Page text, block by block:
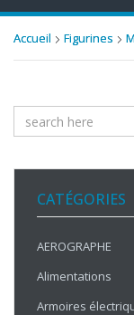
Accueil Figurines
CATÉGORIES
AEROGRAPHE
Alimentations
Armoires